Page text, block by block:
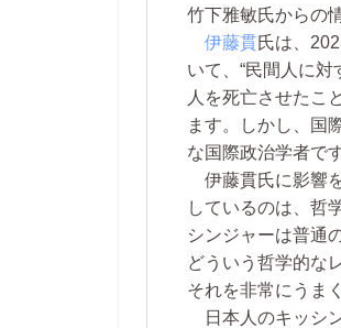
竹下雅敏氏からの
伊藤貫氏は、
いて、“民間人に
人を死亡させたこ
ます。しかし、国
な国際政治学者で
伊藤貫氏に影響
しているのは、哲
シンジャーは普通
どういう哲学的な
それを非常にうま
日本人のキッシ